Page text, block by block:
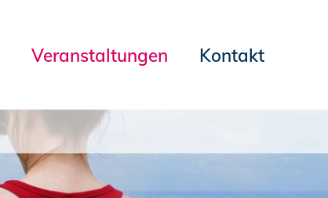
Veranstaltungen Kontakt